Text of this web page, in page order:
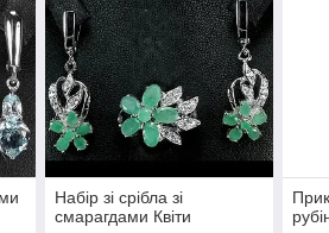
Набір зі срібла зі
смарагдами Квіти